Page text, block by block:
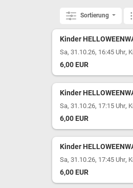
Sortierung
Kinder
Sa, 31.10.26, 16:45 Uhr,
6,00 EUR
Kinder
Sa, 31.10.26, 17:15 Uhr,
6,00 EUR
Kinder
Sa, 31.10.26, 17:45 Uhr,
6,00 EUR